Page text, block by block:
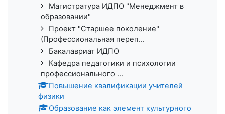
Магистратура ИДПО "Менеджмент в
образовании"
Проект "Старшее поколение"
(Профессиональная переп...
Бакалавриат ИДПО
Кафедра педагогики и психологии
профессионального ...
Повышение квалификации учителей
физики
Образование как элемент культурного